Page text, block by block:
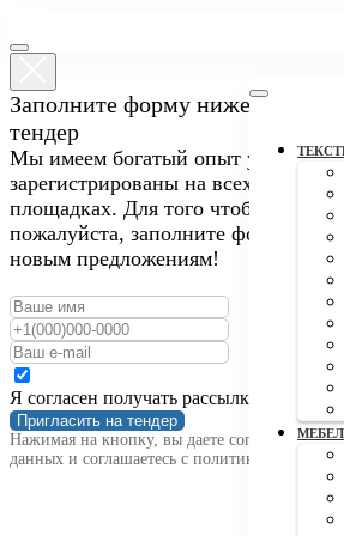
Заполните форму ниже, чтобы
тендер
Мы имеем богатый опыт участия в
зарегистрированы на всех
площадках. Для того чтобы
пожалуйста, заполните форму
новым предложениям!
Я согласен получать рассылку
Пригласить на тендер
Нажимая на кнопку, вы даете согласие на
данных и соглашаетесь c политикой